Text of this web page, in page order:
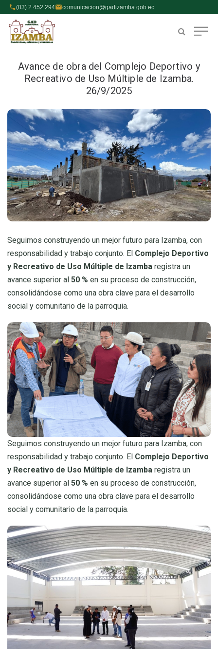
(03) 2 452 294 comunicacion@gadizamba.gob.ec
Avance de obra del Complejo Deportivo y
Recreativo de Uso Múltiple de Izamba.
26/9/2025
Seguimos construyendo un mejor futuro para Izamba, con
responsabilidad y trabajo conjunto. El Complejo Deportivo
y Recreativo de Uso Múltiple de Izamba registra un
avance superior al 50 % en su proceso de construcción,
consolidándose como una obra clave para el desarrollo
social y comunitario de la parroquia.
Seguimos construyendo un mejor futuro para Izamba, con
responsabilidad y trabajo conjunto. El Complejo Deportivo
y Recreativo de Uso Múltiple de Izamba registra un
avance superior al 50 % en su proceso de construcción,
consolidándose como una obra clave para el desarrollo
social y comunitario de la parroquia.